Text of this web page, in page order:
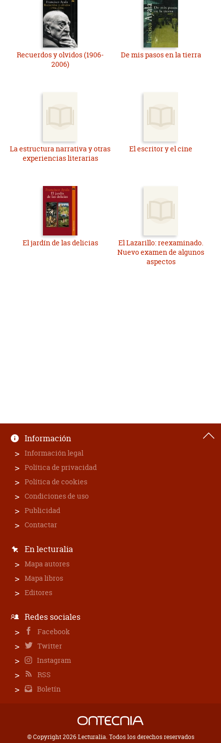
Recuerdos y olvidos (1906-
2006)
De mis pasos en la tierra
La estructura narrativa y otras
experiencias literarias
El escritor y el cine
El jardín de las delicias
El Lazarillo: reexaminado.
Nuevo examen de algunos
aspectos
Información
Información legal
Política de privacidad
Política de cookies
Condiciones de uso
Publicidad
Contactar
En lecturalia
Mapa autores
Mapa libros
Editores
Redes sociales
Facebook
Twitter
Instagram
RSS
Boletín
© Copyright 2026 Lecturalia. Todos los derechos reservados